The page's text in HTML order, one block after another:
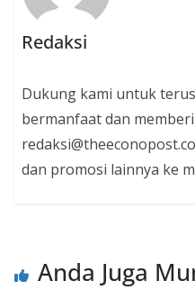
Redaksi
Dukung kami untuk
bermanfaat dan
dan promosi lainnya ke
Anda Juga